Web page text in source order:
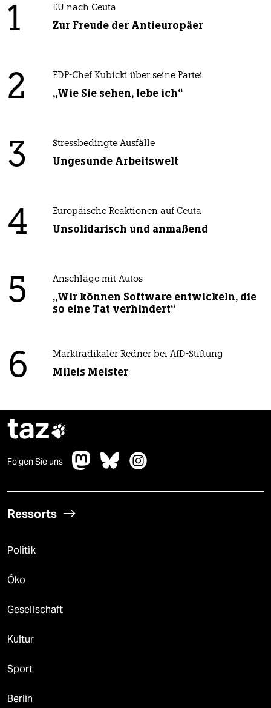
1 EU nach Ceuta
Zur Freude der Antieuropäer
2 FDP-Chef Kubicki über seine Partei
„Wie Sie sehen, lebe ich“
3 Stressbedingte Ausfälle
Ungesunde Arbeitswelt
4 Europäische Reaktionen auf Ceuta
Unsolidarisch und anmaßend
5 Anschläge mit Autos
„Wir können Software entwickeln, die
so eine Tat verhindert“
6 Marktradikaler Redner bei AfD-Stiftung
Mileis Meister
taz
Folgen Sie uns
Ressorts
Politik
Öko
Gesellschaft
Kultur
Sport
Berlin